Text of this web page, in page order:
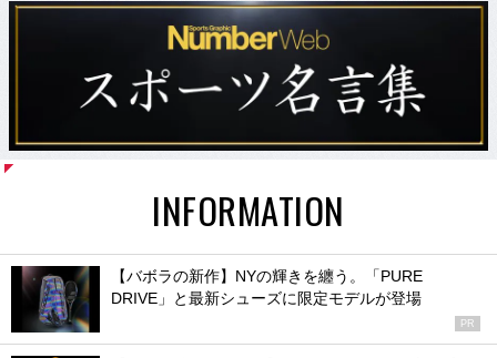
INFORMATION
【バボラの新作】NYの輝きを纏う。「PURE
DRIVE」と最新シューズに限定モデルが登場
PR